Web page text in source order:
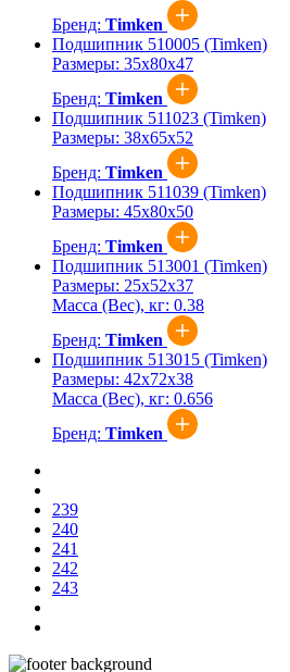
Бренд: Timken
Подшипник 510005 (Timken)
Размеры: 35x80x47
Бренд: Timken
Подшипник 511023 (Timken)
Размеры: 38x65x52
Бренд: Timken
Подшипник 511039 (Timken)
Размеры: 45x80x50
Бренд: Timken
Подшипник 513001 (Timken)
Размеры: 25x52x37
Масса (Вес), кг: 0.38
Бренд: Timken
Подшипник 513015 (Timken)
Размеры: 42x72x38
Масса (Вес), кг: 0.656
Бренд: Timken
239
240
241
242
243